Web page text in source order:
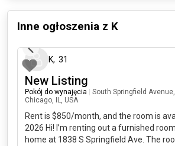
Inne ogłoszenia z K
K, 31
New Listing
Pokój do wynajęcia
South Springfield
Chicago, IL, USA
Rent is $850/month, and the room is
2026 Hi! I’m renting out a furnished
home at 1838 S Springfield Ave. The